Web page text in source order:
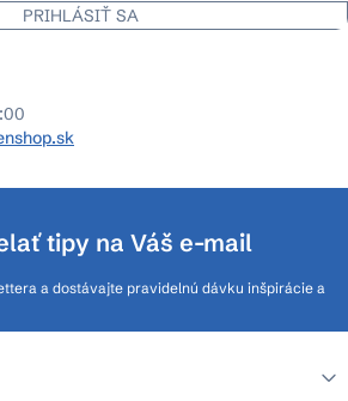
PRIHLÁSIŤ SA
tipy na Váš e-mail
a dostávajte pravidelnú dávku inšpirácie a